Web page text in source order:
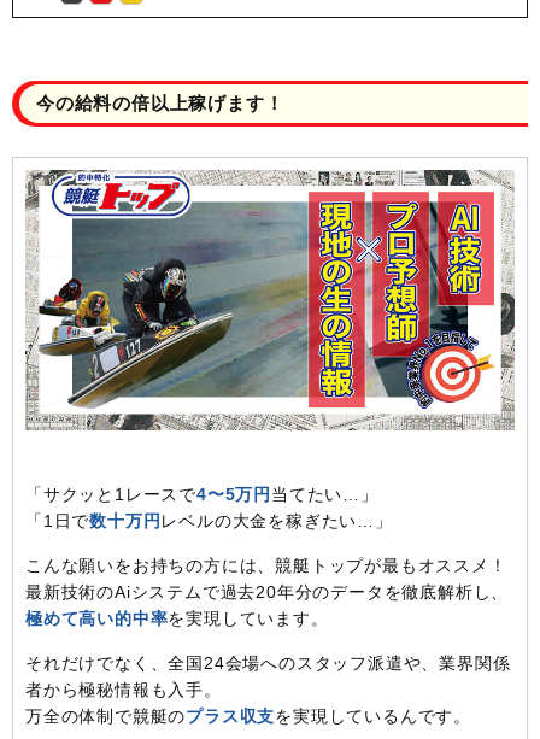
今の給料の倍以上稼げます！
「サクッと1レースで4〜5万円 当てたい…」
「1日で数十万円 レベルの大金を稼ぎたい…」
こんな願いをお持ちの方には、競艇トップが最もオススメ！
最新技術のAiシステムで過去20年分のデータを徹底解析し、
極めて高い的中率を実現しています。
それだけでなく、全国24会場へのスタッフ派遣や、業界関係
者から極秘情報も入手。
万全の体制で競艇のプラス収支を実現しているんです。